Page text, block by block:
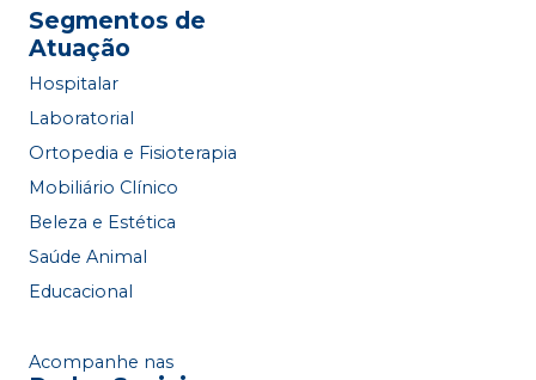
Segmentos de
Atuação
Hospitalar
Laboratorial
Ortopedia e Fisioterapia
Mobiliário Clínico
Beleza e Estética
Saúde Animal
Educacional
Acompanhe nas